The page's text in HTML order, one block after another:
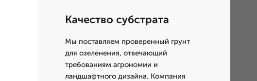
Качество субстрата
Мы поставляем проверенный грунт
для озеленения, отвечающий
требованиям агрономии и
ландшафтного дизайна. Компания